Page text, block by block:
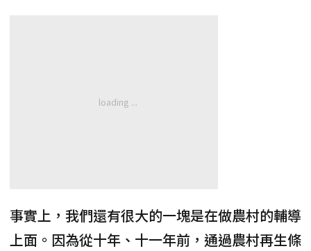
事實上，我們還有很大的一塊是在做農村的輔導
上面。因為從十年、十一年前，通過農村再生條